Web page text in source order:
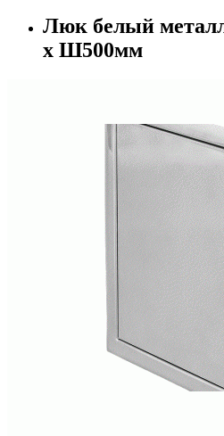
Люк белый
х Ш500мм